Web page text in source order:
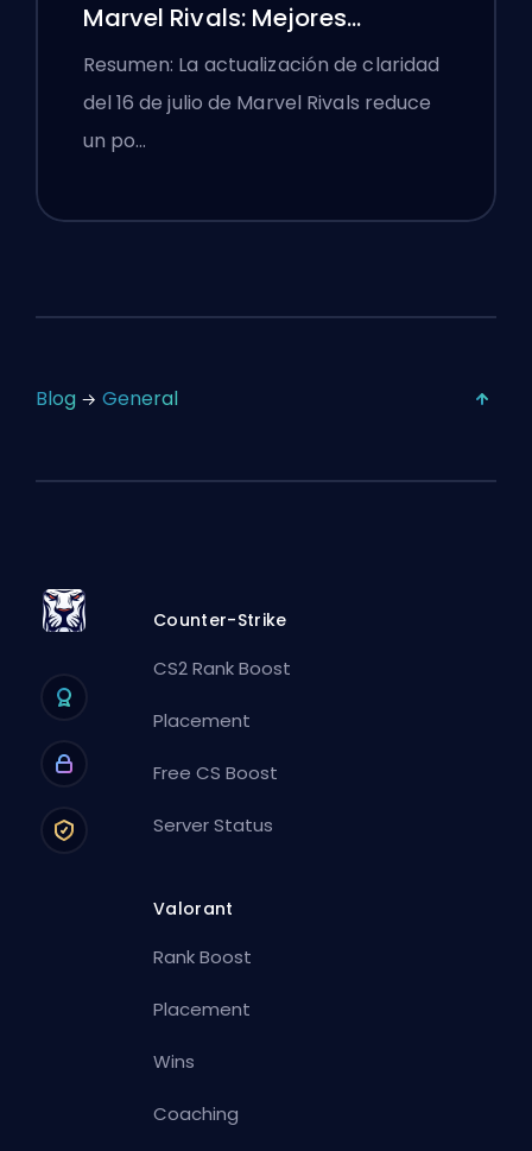
Marvel Rivals: Mejores
Configuraciones
Competitivas Después del
Parche del 16 de Julio
Resumen: La actualización de claridad
del 16 de julio de Marvel Rivals reduce
un po…
Blog General
Counter-Strike
CS2 Rank Boost
Placement
Free CS Boost
Server Status
Valorant
Rank Boost
Placement
Wins
Coaching